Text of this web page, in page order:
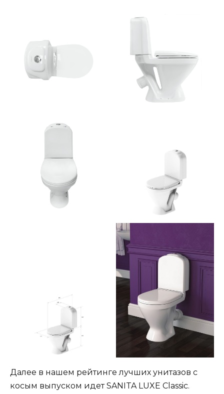
Далее в нашем рейтинге лучших унитазов с
косым выпуском идет SANITA LUXE Classic.